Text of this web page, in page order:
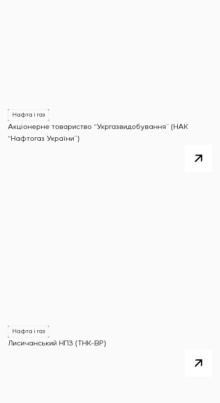
Нафта і газ
Акціонерне товариство “Укргазвидобування” (НАК
“Нафтогаз України”)
Нафта і газ
Лисичанський НПЗ (ТНК-BP)